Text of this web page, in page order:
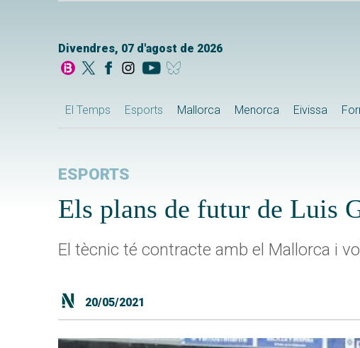
Divendres, 07 d'agost de 2026
El Temps Esports Mallorca Menorca Eivissa
ESPORTS
Els plans de futur de Luis
El tècnic té contracte amb el Mallorca i
20/05/2021